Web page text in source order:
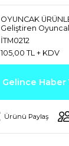
OYUNCAK
Geliştiren
İTM0212
105,00 TL + KDV
Gelince Haber
Ürünü Paylaş